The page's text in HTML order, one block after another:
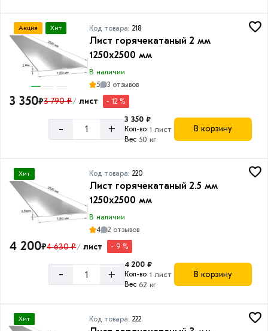
мм
0.55
мм
0.7
1.2
мм
1.5
мм
2
мм
Акция Хит Код товара:218
Лист горячекатаный 2 мм
1250х2500 мм
В наличии
5
3 отзывов
3 350₽3 790 ₽/ лист - 12 %
- +
3 350 ₽
Кол-во 1 лист
Вес 50 кг
В корзину
Хит Код товара:220
Лист горячекатаный 2.5 мм
1250х2500 мм
В наличии
4
2 отзывов
4 200₽4 630 ₽/ лист - 9 %
- +
4 200 ₽
Кол-во 1 лист
Вес 62 кг
В корзину
Хит Код товара: 222